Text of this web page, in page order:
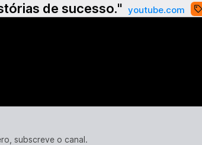
de sucesso." youtube.com
subscreve o canal.